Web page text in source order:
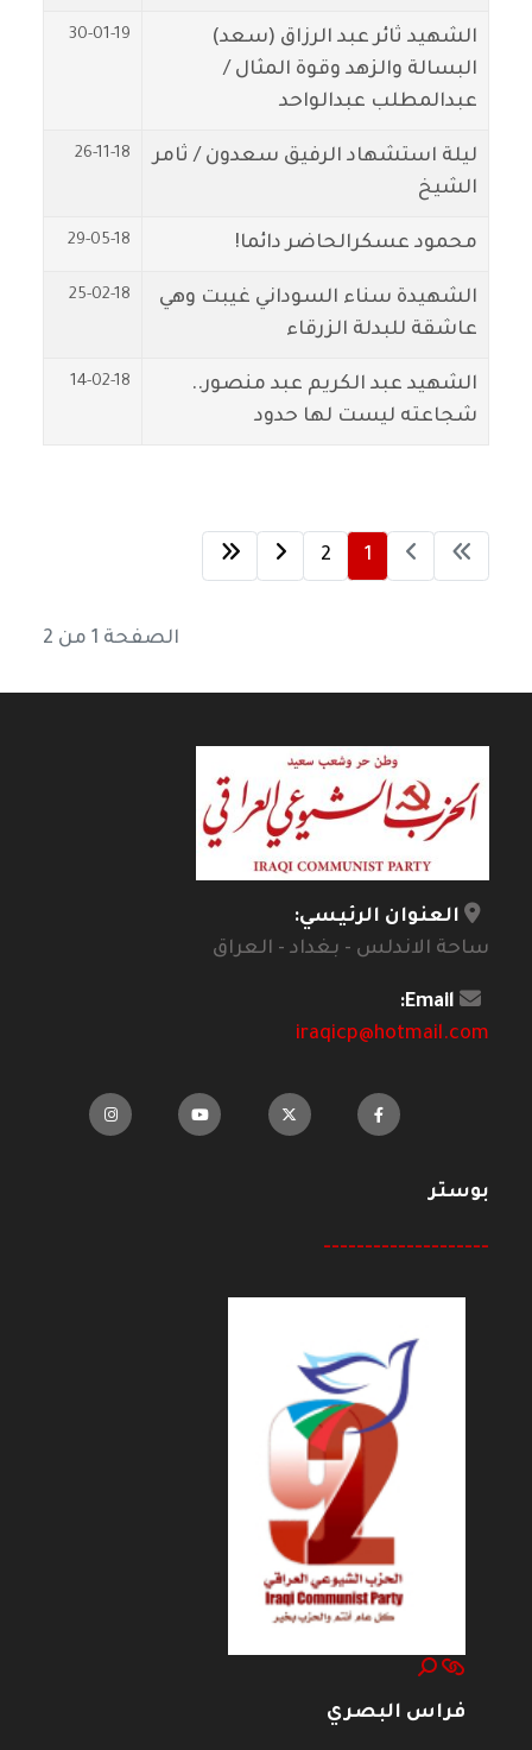
الشهيد ثائر عبد الرزاق (سعد)
البسالة والزهد وقوة المثال /
عبدالمطلب عبدالواحد
30-01-19
ليلة استشهاد الرفيق سعدون / ثامر
الشيخ
26-11-18
محمود عسكرالحاضر دائما! 29-05-18
الشهيدة سناء السوداني غيبت وهي
عاشقة للبدلة الزرقاء
25-02-18
الشهيد عبد الكريم عبد منصور..
شجاعته ليست لها حدود
14-02-18
1
2
الصفحة 1 من 2
العنوان الرئيسي:
ساحة الاندلس - بغداد - العراق
Email:
iraqicp@hotmail.com
بوستر
--------------------
فراس البصري